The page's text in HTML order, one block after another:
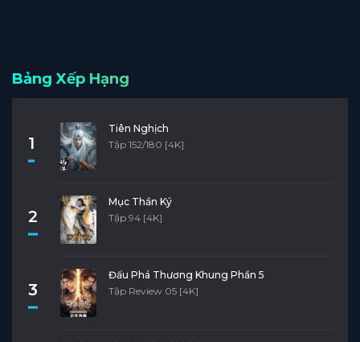
Bảng Xếp Hạng
1
Tiên Nghịch
Tập 152/180 [4K]
2
Mục Thần Ký
Tập 94 [4K]
3
Đấu Phá Thương Khung Phần 5
Tập Review 05 [4K]